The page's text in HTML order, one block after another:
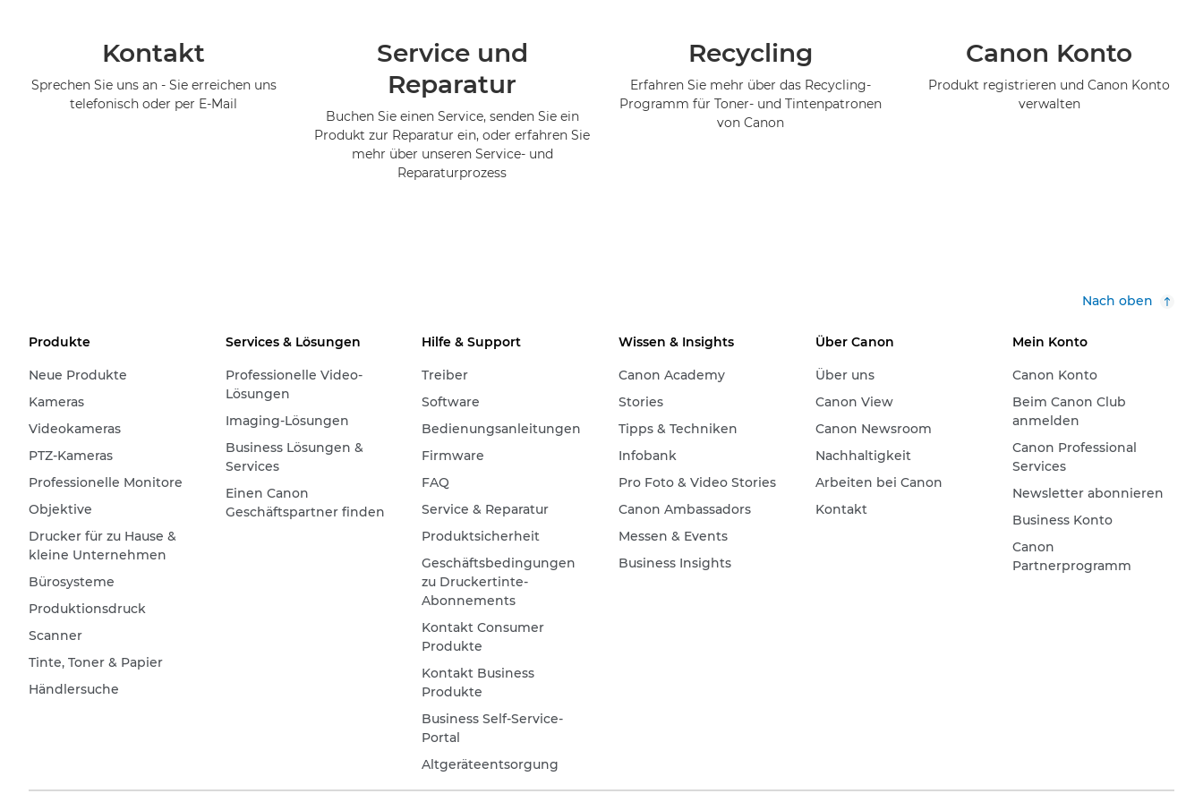
Kontakt
Sprechen Sie uns an - Sie erreichen uns
telefonisch oder per E-Mail
Service und
Reparatur
Buchen Sie einen Service, senden Sie ein
Produkt zur Reparatur ein, oder erfahren Sie
mehr über unseren Service- und
Reparaturprozess
Recycling
Erfahren Sie mehr über das Recycling-
Programm für Toner- und Tintenpatronen
von Canon
Canon Konto
Produkt registrieren und Canon Konto
verwalten
Nach oben
Produkte
Neue Produkte
Kameras
Videokameras
PTZ-Kameras
Professionelle Monitore
Objektive
Drucker für zu Hause &
kleine Unternehmen
Bürosysteme
Produktionsdruck
Scanner
Tinte, Toner & Papier
Händlersuche
Services & Lösungen
Professionelle Video-
Lösungen
Imaging-Lösungen
Business Lösungen &
Services
Einen Canon
Geschäftspartner finden
Hilfe & Support
Treiber
Software
Bedienungsanleitungen
Firmware
FAQ
Service & Reparatur
Produktsicherheit
Geschäftsbedingungen
zu Druckertinte-
Abonnements
Kontakt Consumer
Produkte
Kontakt Business
Produkte
Business Self-Service-
Portal
Altgeräteentsorgung
Wissen & Insights
Canon Academy
Stories
Tipps & Techniken
Infobank
Pro Foto & Video Stories
Canon Ambassadors
Messen & Events
Business Insights
Über Canon
Über uns
Canon View
Canon Newsroom
Nachhaltigkeit
Arbeiten bei Canon
Kontakt
Mein Konto
Canon Konto
Beim Canon Club
anmelden
Canon Professional
Services
Newsletter abonnieren
Business Konto
Canon
Partnerprogramm